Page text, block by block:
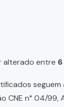
alterado entre 6
seguem
CNE n° 04/